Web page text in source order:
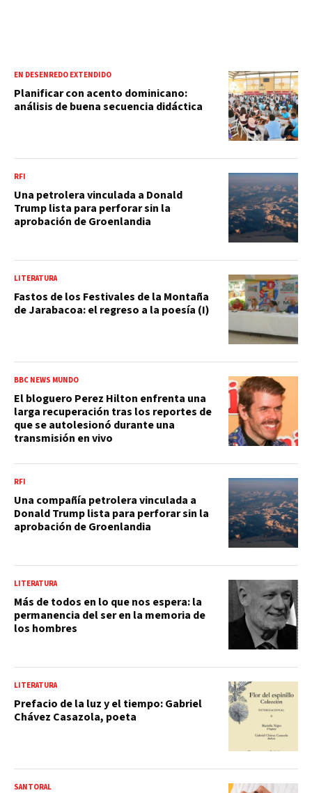
EN DESENREDO EXTENDIDO
Planificar con acento dominicano:
análisis de buena secuencia didáctica
RFI
Una petrolera vinculada a Donald
Trump lista para perforar sin la
aprobación de Groenlandia
LITERATURA
Fastos de los Festivales de la Montaña
de Jarabacoa: el regreso a la poesía (I)
BBC NEWS MUNDO
El bloguero Perez Hilton enfrenta una
larga recuperación tras los reportes de
que se autolesionó durante una
transmisión en vivo
RFI
Una compañía petrolera vinculada a
Donald Trump lista para perforar sin la
aprobación de Groenlandia
LITERATURA
Más de todos en lo que nos espera: la
permanencia del ser en la memoria de
los hombres
LITERATURA
Prefacio de la luz y el tiempo: Gabriel
Chávez Casazola, poeta
SANTORAL